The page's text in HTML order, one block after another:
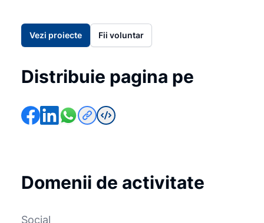
Vezi proiecte Fii voluntar
Distribuie pagina pe
Domenii de activitate
Social